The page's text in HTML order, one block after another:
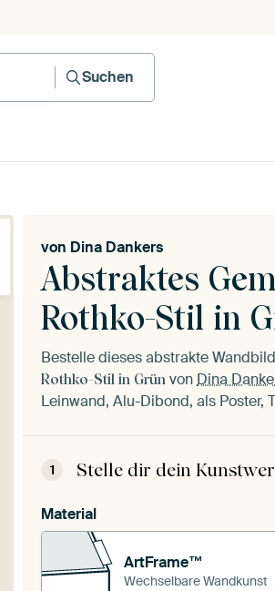
Suchen
Abstraktes
Rothko-Stil in
von Dina Dankers
Bestelle dieses abstrakte Wandbild
Rothko-Stil in Grün von Dina
Leinwand, Alu-Dibond, als Poster,
1 Stelle dir dein
Material
ArtFrame™
Wechselbare Wandkunst